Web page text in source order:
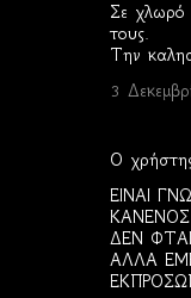
Σε χλωρό
τους.
Την
3
Ο
ΕΙΝΑΙ
ΔΕΝ
ΑΛΛΑ